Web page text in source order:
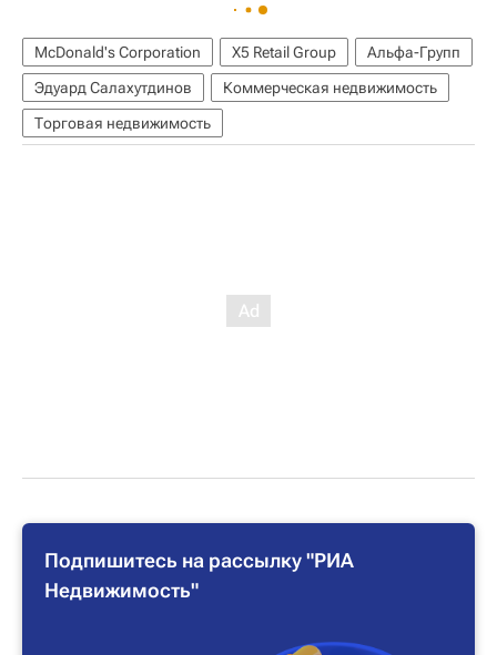
McDonald's Corporation X5 Retail Group
Альфа-Групп
Эдуард Салахутдинов
Коммерческая недвижимость
Торговая недвижимость
Подпишитесь на рассылку "РИА
Недвижимость"